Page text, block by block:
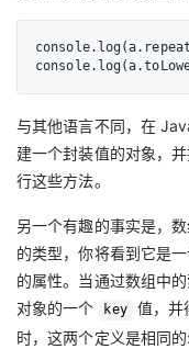
与其他语言不同，在
建一个封装值的对象，
行这些方法。
另一个有趣的事实是，
的类型，你将看到它是
的属性。当通过数组中
对象的一个
key 值，并
时，这两个定义是相同的: